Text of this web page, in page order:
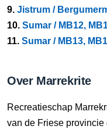
9. Jistrum /
10. Sumar / MB12,
11. Sumar / MB13,
Over Marrekrite
Recreatieschap
van de Friese provincie